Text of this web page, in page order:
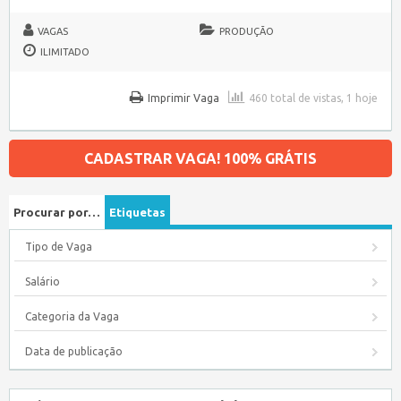
VAGAS
PRODUÇÃO
ILIMITADO
460 total de vistas, 1 hoje
Imprimir Vaga
CADASTRAR VAGA! 100% GRÁTIS
Procurar por… Etiquetas
Tipo de Vaga
Salário
Categoria da Vaga
Data de publicação